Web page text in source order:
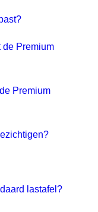
de Premium
Premium
lastafel?